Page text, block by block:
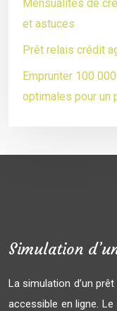
Mensualités de
et astuces
Prêt relais crédit
Emprunter 100
optimales pour un
Simulation
La simulation d’un
accessible en ligne.